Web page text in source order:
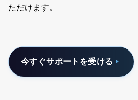
ただけます。
今すぐサポートを受ける